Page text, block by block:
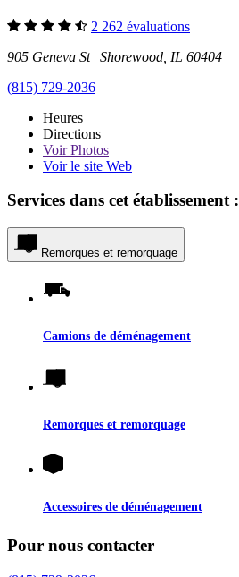
2 262 évaluations
905 Geneva St Shorewood, IL 60404
(815) 729-2036
Heures
Directions
VoirPhotos
Voir le site Web
Services dans cet établissement :
Remorques et remorquage
Camions de déménagement
Remorques et remorquage
Accessoires de déménagement
Pour nous contacter